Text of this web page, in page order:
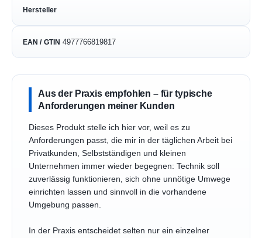
Hersteller
EAN / GTIN 4977766819817
Aus der Praxis empfohlen – für typische
Anforderungen meiner Kunden
Dieses Produkt stelle ich hier vor, weil es zu
Anforderungen passt, die mir in der täglichen Arbeit bei
Privatkunden, Selbstständigen und kleinen
Unternehmen immer wieder begegnen: Technik soll
zuverlässig funktionieren, sich ohne unnötige Umwege
einrichten lassen und sinnvoll in die vorhandene
Umgebung passen.
In der Praxis entscheidet selten nur ein einzelner